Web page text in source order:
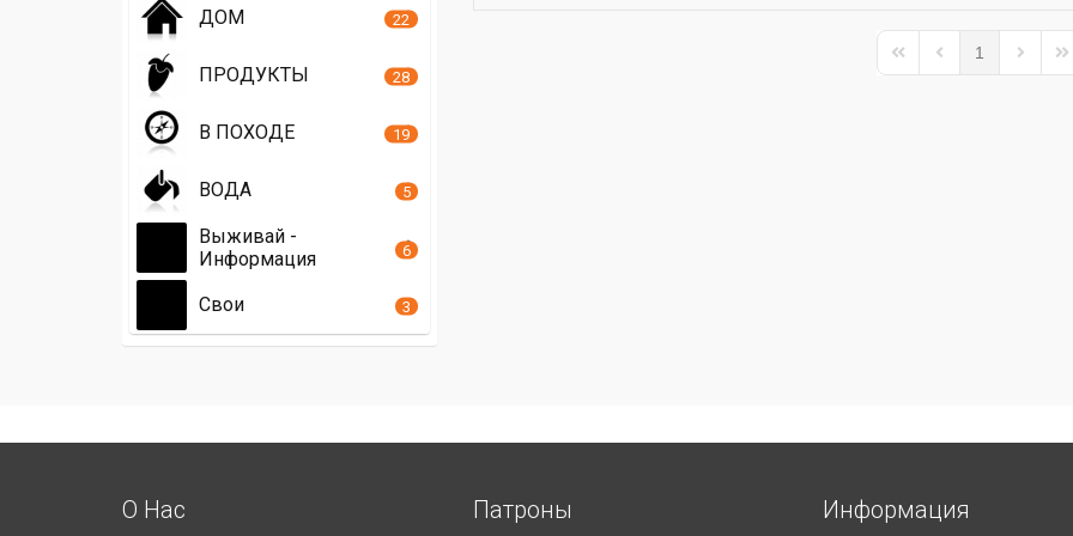
First PagePrevious Page
1
Next
ДОМ 22
ПРОДУКТЫ 28
В ПОХОДЕ 19
ВОДА 5
Выживай -
Информация
6
Свои 3
О Нас Патроны Информация